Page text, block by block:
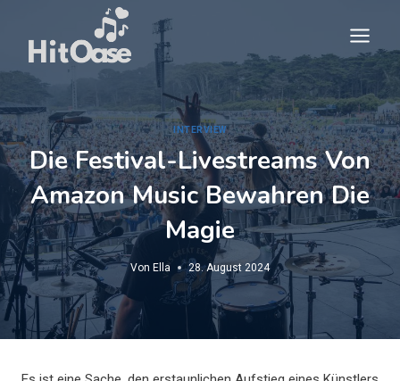
springen
INTERVIEW
Die Festival-Livestreams Von
Amazon Music Bewahren Die
Magie
Von Ella 28. August 2024